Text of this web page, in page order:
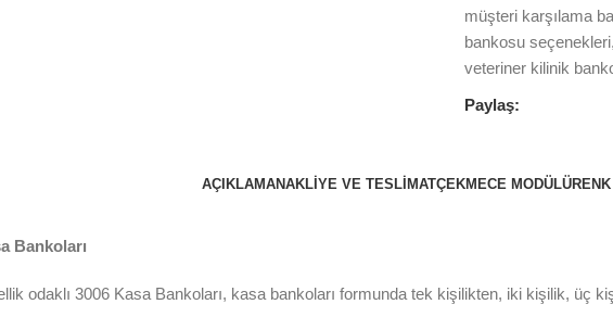
müşteri karşılama
bankosu seçenekleri,
veteriner kilinik
Paylaş:
AÇIKLAMANAKLIYE VE TESLIMATÇEKMECE MODÜLÜ
Bankoları
odaklı 3006 Kasa Bankoları, kasa bankoları formunda tek kişilikten, iki kişilik, üç